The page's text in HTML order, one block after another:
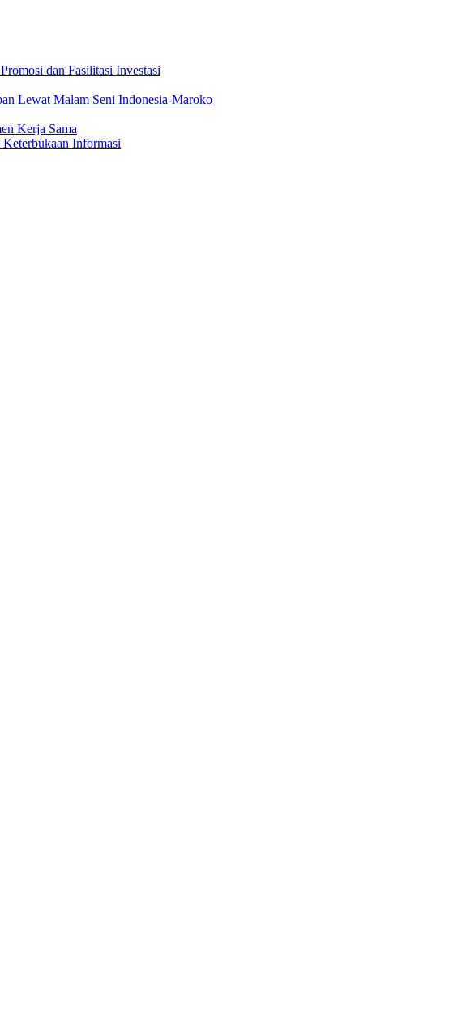
dan Fasilitasi Investasi
Lewat Malam Seni Indonesia-Maroko
Kerja Sama
Informasi